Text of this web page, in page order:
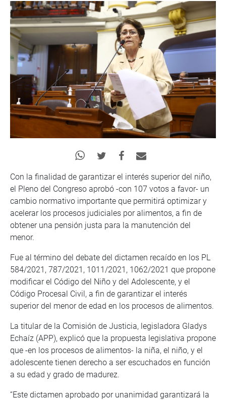
Con la finalidad de garantizar el interés superior del niño,
el Pleno del Congreso aprobó -con 107 votos a favor- un
cambio normativo importante que permitirá optimizar y
acelerar los procesos judiciales por alimentos, a fin de
obtener una pensión justa para la manutención del
menor.
Fue al término del debate del dictamen recaído en los PL
584/2021, 787/2021, 1011/2021, 1062/2021 que propone
modificar el Código del Niño y del Adolescente, y el
Código Procesal Civil, a fin de garantizar el interés
superior del menor de edad en los procesos de alimentos.
La titular de la Comisión de Justicia, legisladora Gladys
Echaíz (APP), explicó que la propuesta legislativa propone
que -en los procesos de alimentos- la niña, el niño, y el
adolescente tienen derecho a ser escuchados en función
a su edad y grado de madurez.
“Este dictamen aprobado por unanimidad garantizará la